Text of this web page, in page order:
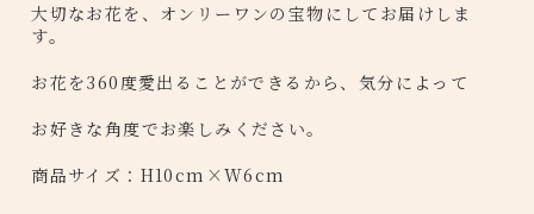
大切なお花を、オンリーワンの宝物にしてお届けしま
す。
お花を360度愛出ることができるから、気分によって
お好きな角度でお楽しみください。
商品サイズ：H10cm×W6cm